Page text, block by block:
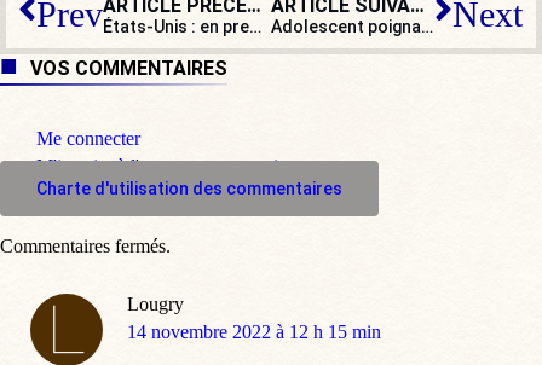
Prev ARTICLE PRÉCÉDENT
États-Unis : en prenant la Chambre des représentants, que pourraient faire les républicains ? (2/2)
ARTICLE SUIVANT
Adolescent poignardé à Paris : renforts policiers pour « éviter un match retour » Next
VOS COMMENTAIRES
Me connecter
M'inscrire à l'espace commentaire
Charte d'utilisation des commentaires
Lougry
dit
14 novembre 2022 à 12 h 15 min
Commentaires fermés.